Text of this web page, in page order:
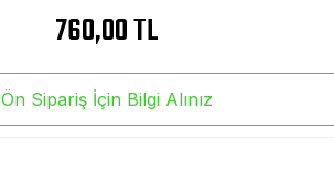
760,00 TL
Ön Sipariş İçin Bilgi Alınız